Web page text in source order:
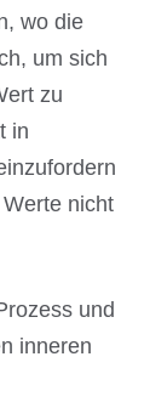
wo die
um sich
zu
in
nicht
und
inneren